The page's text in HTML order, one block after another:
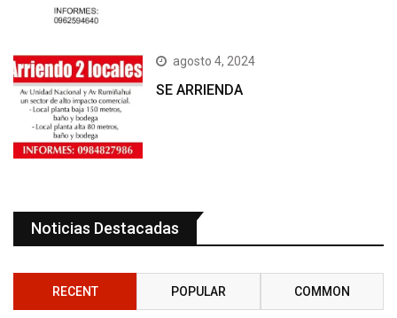
agosto 4, 2024
SE ARRIENDA
Noticias Destacadas
RECENT POPULAR COMMON